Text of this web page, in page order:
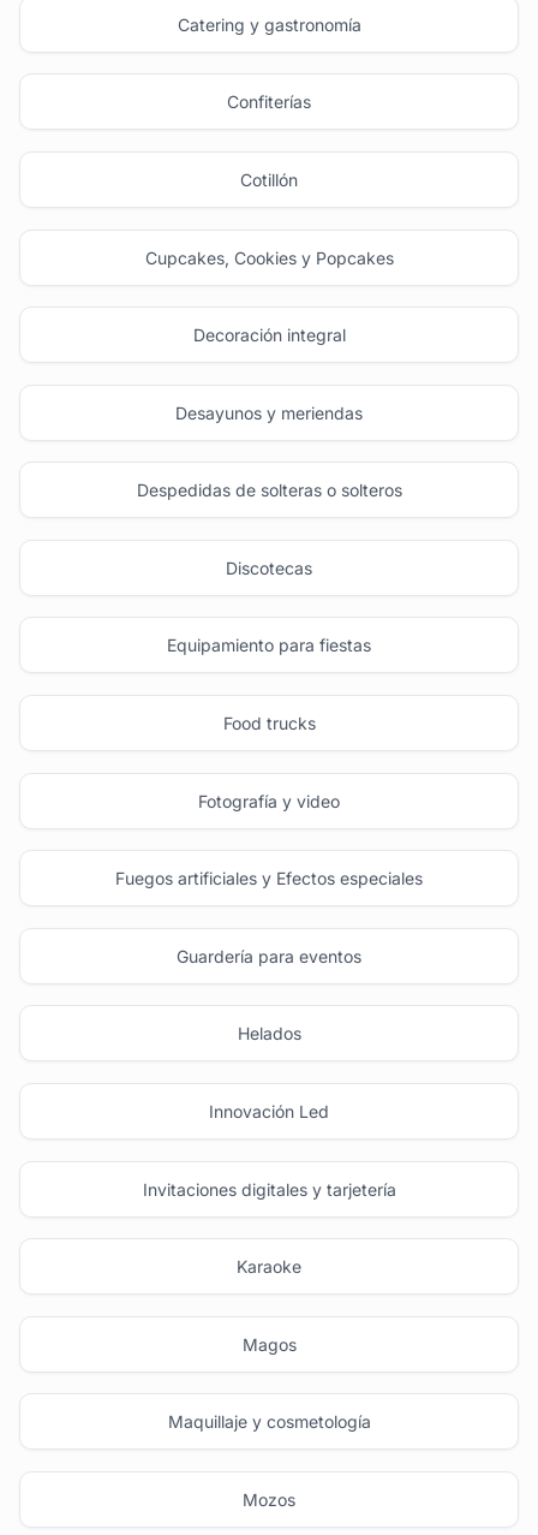
Catering y gastronomía
Confiterías
Cotillón
Cupcakes, Cookies y Popcakes
Decoración integral
Desayunos y meriendas
Despedidas de solteras o solteros
Discotecas
Equipamiento para fiestas
Food trucks
Fotografía y video
Fuegos artificiales y Efectos especiales
Guardería para eventos
Helados
Innovación Led
Invitaciones digitales y tarjetería
Karaoke
Magos
Maquillaje y cosmetología
Mozos